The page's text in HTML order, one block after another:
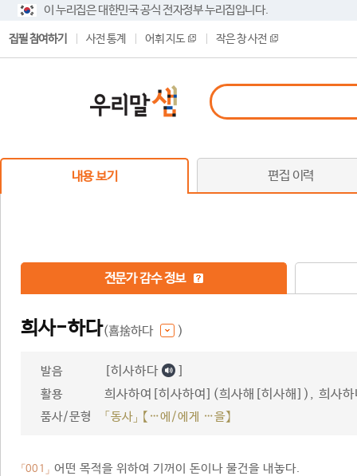
이 누리집은 대한민국 공식 전자정부 누리집입니다.
집필 참여하기 사전 통계 어휘 지도 작은 창 사전
내용 보기 편집 이력
전문가 감수 정보
희사-하다(喜捨하다 )
발음 [히사하다 ]
활용 희사하여[히사하여](희사해[히사해]), 희사
품사/문형 「동사」 【…에/에게 …을】
「001」 어떤 목적을 위하여 기꺼이 돈이나 물건을 내놓다.